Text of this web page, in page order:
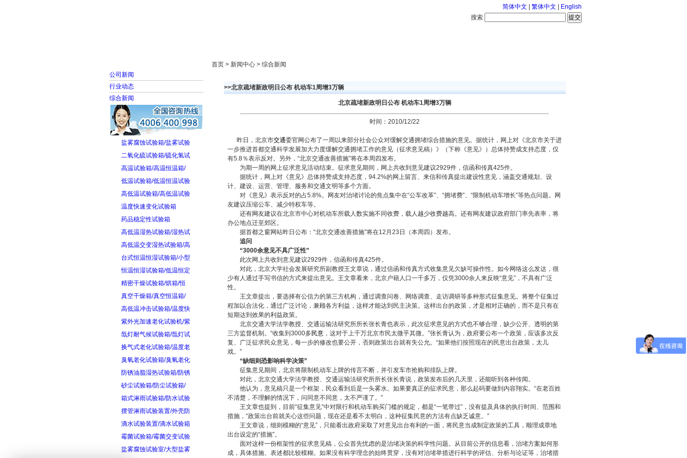
简体中文 繁体中文
English
搜索
公司新闻
行业动态
综合新闻
盐雾腐蚀试验箱/盐雾试验
二氧化硫试验箱/硫化氢试
高温试验箱/高温恒温箱/
低温试验箱/低温恒温试验
高低温试验箱/高低温试验
温度快速变化试验箱
药品稳定性试验箱
高低温湿热试验箱/湿热试
高低温交变湿热试验箱/高
台式恒温恒湿试验箱/小型
恒温恒湿试验箱/低温恒定
精密干燥试验箱/烘箱/恒
真空干燥箱/真空恒温箱/
高低温冲击试验箱/温度快
紫外光加速老化试验机/紫
氙灯耐气候试验箱/氙灯试
换气式老化试验箱/温度老
臭氧老化试验箱/臭氧老化
防锈油脂湿热试验箱/防锈
砂尘试验箱/防尘试验箱/
箱式淋雨试验箱/防水试验
摆管淋雨试验装置/外壳防
滴水试验装置/滴水试验箱
霉菌试验箱/霉菌交变试验
盐雾腐蚀试验室/大型盐雾
首页 > 新闻中心 > 综合新闻
>>北京疏堵新政明日公布 机动车1周增3万辆
北京疏堵新政明日公布 机动车1周增3万辆
时间：2010/12/22
昨日，北京市交通委官网公布了一周以来部分社会公众对缓解交通拥堵综合措施的意见。据统计，网上对《北京市关于进
一步推进首都交通科学发展加大力度缓解交通拥堵工作的意见（征求意见稿）》（下称《意见》）总体持赞成支持态度，仅
有5.8％表示反对。另外，“北京交通改善措施”将在本周四发布。
为期一周的网上征求意见活动结束。征求意见期间，网上共收到意见建议2929件，信函和传真425件。
据统计，网上对《意见》总体持赞成支持态度，94.2%的网上留言、来信和传真提出建设性意见，涵盖交通规划、设
计、建设、运营、管理、服务和交通文明等多个方面。
对《意见》表示反对的占5.8%。网友对治堵讨论的焦点集中在“公车改革”、“拥堵费”、“限制机动车增长”等热点问题。网
友建议压缩公车、减少特权车等。
还有网友建议在北京市中心对机动车所载人数实施不同收费，载人越少收费越高。还有网友建议政府部门率先表率，将
办公地点迁至郊区。
据首都之窗网站昨日公布：“北京交通改善措施”将在12月23日（本周四）发布。
追问
“3000余意见不具广泛性”
此次网上共收到意见建议2929件，信函和传真425件。
对此，北京大学社会发展研究所副教授王文章说，通过信函和传真方式收集意见欠缺可操作性。如今网络这么发达，很
少有人通过手写书信的方式来提出意见。王文章看来，北京户籍人口一千多万，仅凭3000余人来反映“意见”，不具有广泛
性。
王文章提出，要选择有公信力的第三方机构，通过调查问卷、网络调查、走访调研等多种形式征集意见。将整个征集过
程加以合法化，通过广泛讨论，兼顾各方利益，这样才能达到民主决策。这样出台的政策，才是相对正确的，而不是只有在
短期达到效果的利益政策。
北京交通大学法学教授、交通运输法研究所所长张长青也表示，此次征求意见的方式也不够合理，缺少公开、透明的第
三方监督机制。“收集到3000多 民意，这对于上千万北京市民太微乎其微。”张长青认为，政府要公布一个政策，应该多次反
复、广泛征求民众意见，每一步的修改也要公开，否则政策出台就有失公允。“如果他们按照现在的民意出台政策，太儿
戏。”
“缺细则恐影响科学决策”
征集意见期间，北京将限制机动车上牌的传言不断，并引发车市抢购和排队上牌。
对此，北京交通大学法学教授、交通运输法研究所所长张长青说，政策发布后的几天里，还能听到各种传闻。
他认为，意见稿只是一个框架，民众看到后是一头雾水。如果要真正的征求民意，那么起码要做到内容翔实。“在老百姓
不清楚，不理解的情况下，问同意不同意，太不严谨了。”
王文章也提到，目前“征集意见”中对限行和机动车购买门槛的规定，都是“一笔带过”，没有提及具体的执行时间、范围和
措施，“政策出台前就关心这些问题，现在还是看不太明白，这种征集民意的方法有点缺乏诚意。”
王文章说，细则模糊的“意见”，只能看出政府采取了对意见出台有利的一面，将民意当成制定政策的工具，顺理成章地
出台设定的“措施”。
面对这样一份框架性的征求意见稿，公众首先忧虑的是治堵决策的科学性问题。从目前公开的信息看，治堵方案如何形
成，具体措施、表述都比较模糊。如果没有科学理念的始终贯穿，没有对治堵举措进行科学的评估、分析与论证等，治堵措